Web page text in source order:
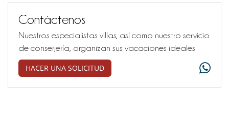
Contáctenos
Nuestros especialistas villas, así como nuestro servicio
de conserjería, organizan sus vacaciones ideales
HACER UNA SOLICITUD